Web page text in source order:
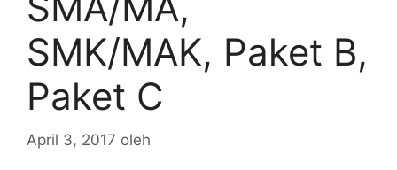
SMK/MAK, Paket B,
Paket C
April 3, 2017 oleh